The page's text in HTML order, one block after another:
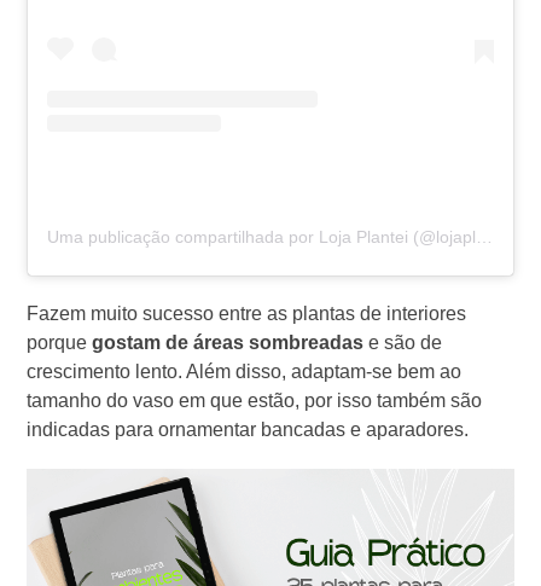
Uma publicação compartilhada por Loja Plantei (@lojaplantei)
Fazem muito sucesso entre as plantas de interiores
porquegostam de áreas sombreadas e são de
crescimento lento. Além disso, adaptam-se bem ao
tamanho do vaso em que estão, por isso também são
indicadas para ornamentar bancadas e aparadores.